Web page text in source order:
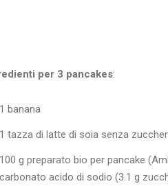
per 3 pancakes:
1 banana
1 tazza di latte di soia senza
100 g preparato bio per pancake
carbonato acido di sodio (3.1 g